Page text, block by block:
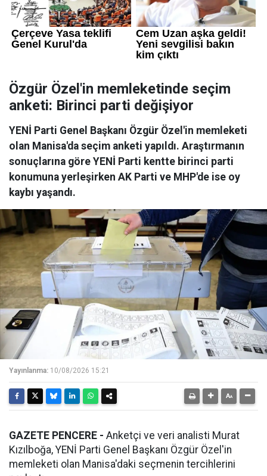
Özgür Özel'in memleketinde seçim
anketi: Birinci parti değişiyor
YENİ Parti Genel Başkanı Özgür Özel'in memleketi
olan Manisa'da seçim anketi yapıldı. Araştırmanın
sonuçlarına göre YENİ Parti kentte birinci parti
konumuna yerleşirken AK Parti ve MHP'de ise oy
kaybı yaşandı.
Yayınlanma: 10/08/2026 15:21
GAZETE PENCERE - Anketçi ve veri analisti Murat
Kızılboğa, YENİ Parti Genel Başkanı Özgür Özel'in
memleketi olan Manisa'daki seçmenin tercihlerini